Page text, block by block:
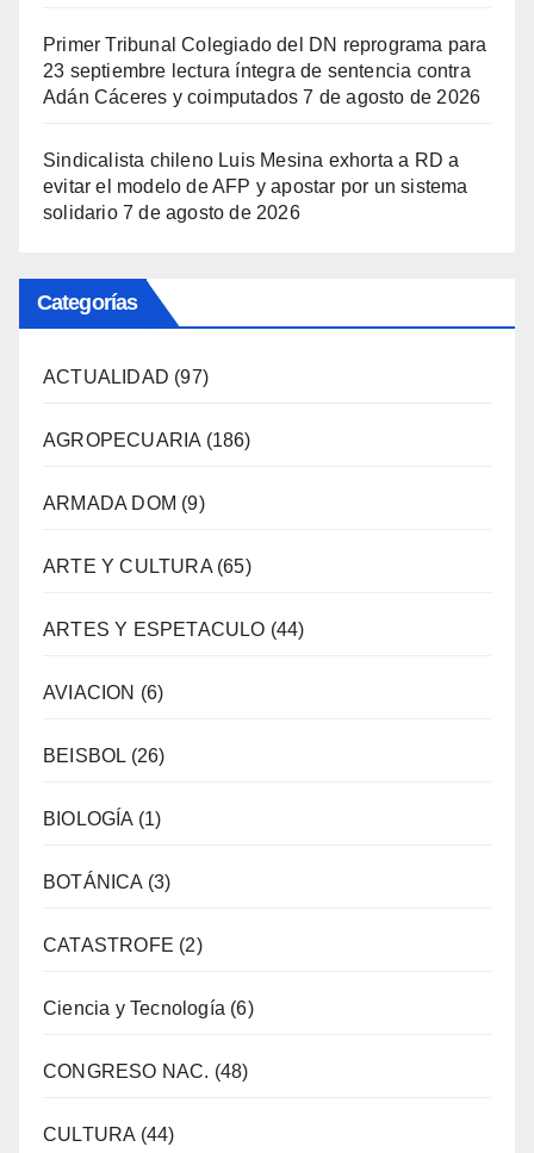
Primer Tribunal Colegiado del DN reprograma para
23 septiembre lectura íntegra de sentencia contra
Adán Cáceres y coimputados 7 de agosto de 2026
Sindicalista chileno Luis Mesina exhorta a RD a
evitar el modelo de AFP y apostar por un sistema
solidario 7 de agosto de 2026
Categorías
ACTUALIDAD (97)
AGROPECUARIA (186)
ARMADA DOM (9)
ARTE Y CULTURA(65)
ARTES Y ESPETACULO (44)
AVIACION (6)
BEISBOL (26)
BIOLOGÍA (1)
BOTÁNICA (3)
CATASTROFE (2)
Ciencia y Tecnología (6)
CONGRESO NAC. (48)
CULTURA (44)